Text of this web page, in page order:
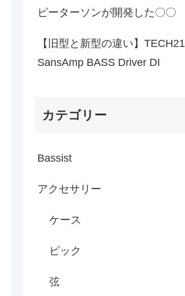
ピーターソンが開発した〇〇
【旧型と新型の違い】TECH21
SansAmp BASS Driver DI
カテゴリー
Bassist
アクセサリー
ケース
ピック
弦